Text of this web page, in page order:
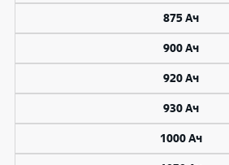
875 Ач
900 Ач
920 Ач
930 Ач
1000 Ач